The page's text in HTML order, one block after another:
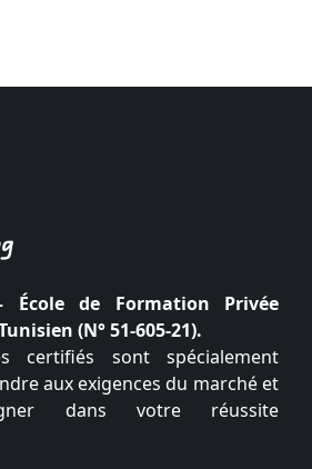
École de Formation Privée
(N° 51-605-21).
certifiés sont spécialement
aux exigences du marché et
dans votre réussite